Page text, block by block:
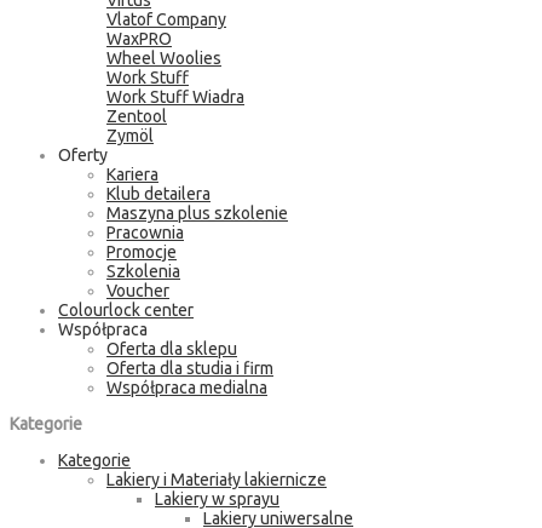
Vlatof Company
WaxPRO
Wheel Woolies
Work Stuff
Work Stuff Wiadra
Zentool
Zymöl
Oferty
Kariera
Klub detailera
Maszyna plus szkolenie
Pracownia
Promocje
Szkolenia
Voucher
Colourlock center
Współpraca
Oferta dla sklepu
Oferta dla studia i firm
Współpraca medialna
Kategorie
Kategorie
Lakiery i Materiały lakiernicze
Lakiery w sprayu
Lakiery uniwersalne